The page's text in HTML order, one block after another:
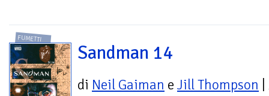
FUMETTI
Sandman 14
di Neil Gaiman e Jill Thompson